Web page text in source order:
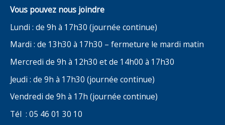
Vous pouvez nous joindre
Lundi : de 9h à 17h30 (journée continue)
Mardi : de 13h30 à 17h30 – fermeture le mardi matin
Mercredi de 9h à 12h30 et de 14h00 à 17h30
Jeudi : de 9h à 17h30 (journée continue)
Vendredi de 9h à 17h (journée continue)
Tél : 05 46 01 30 10